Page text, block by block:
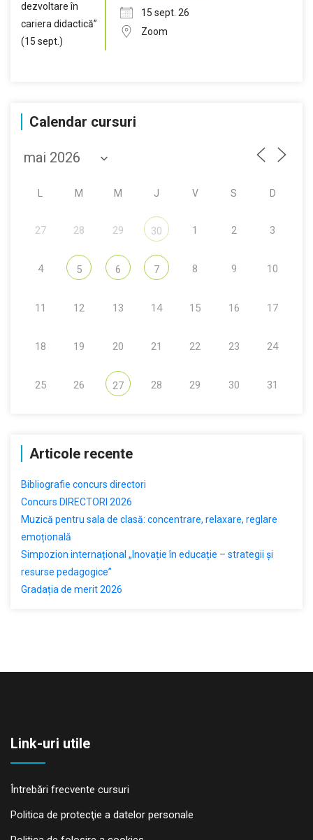
15 sept. 26
Zoom
Calendar cursuri
M M J V S D
27 28 29 30 1 2 3
4 5 6 7 8 9 10
11 12 13 14 15 16 17
18 19 20 21 22 23 24
25 26 27 28 29 30 31
Articole recente
Bibliografie concurs directori
Concurs DIRECTORI 2026
Muzică pentru sala de clasă: concentrare, relaxare, reglare
emoțională
Simpozion internațional „Inovație în educație – strategii și
resurse pedagogice”
Gradația de merit 2026
Link-uri utile
Întrebări frecvente cursuri
Politica de protecţie a datelor personale